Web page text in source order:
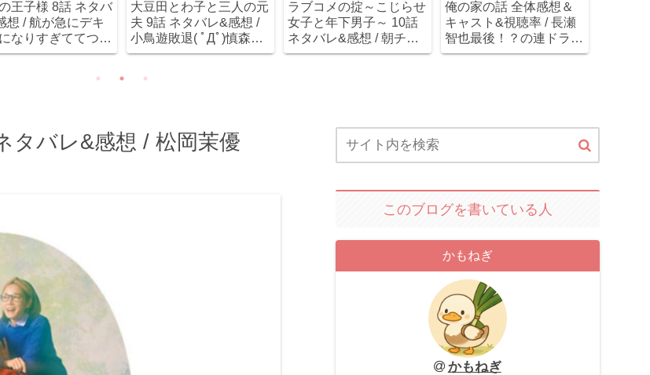
！ 7話ネタバレ&
獅子王カミングア
森生は敬語抜けな
に強力ライバル出
知ってるワイフ 7話 ネタ
バレ&感想 / 今回も相変
わらず相手を不幸にする
元春と、優しい津山。
夫よ、死んでくれないか
(実写ドラマ)1話ネタバ
レ&感想 /全員演技上手
くていい感じに不気味な
ラブコメの掟～こじらせ
女子と年下男子～ 12話
最終回 ネタバレ&感想 /
ブルーレイBOX作ってく
タバレ&感想 / 松岡茉優
このブログを書いている人
かもねぎ
かもねぎ